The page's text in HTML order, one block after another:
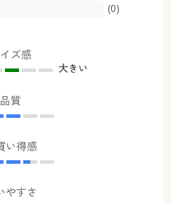
(0)
ズ感
大きい
品質
い得感
やすさ